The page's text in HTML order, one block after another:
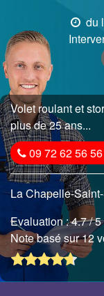
du
Volet roulant et
plus de 25 ans...
09 72 62 56 56
La Chapelle-
Evaluation :4.7/ 5
Note basé sur 12